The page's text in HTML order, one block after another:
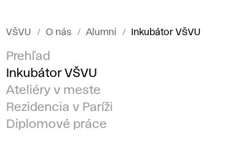
VŠVU O nás Alumni Inkubátor VŠVU
Prehľad
Inkubátor VŠVU
Ateliéry v meste
Rezidencia v Paríži
Diplomové práce